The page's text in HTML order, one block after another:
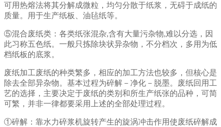
可用热熔法将其分解成微粒，均匀分散于纸浆，无碍于成纸的
质量。用于生产纸板、油毡纸等。
⑤混合废纸类：各类纸张混杂,含有大量污杂物,难以分选，因
此习称五色纸。一般只拣除块状异杂物，不分档次，多用为低
档纸板的底浆。
废纸加工废纸的种类繁多，相应的加工方法也较多，但核心是
除去全部异杂物。基本过程为碎解－净化－脱墨。废纸回用工
艺的选择，主要决定于废纸的类别和所生产纸张的品种，可简
可繁，并非一律都要采用上述的全部处理过程。
①碎解：靠水力碎浆机旋转产生的旋涡冲击作用使废纸碎解成